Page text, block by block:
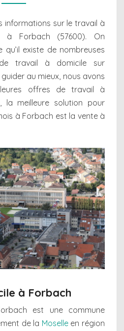
informations sur le travail à
à Forbach (57600). On
qu’il existe de nombreuses
travail à domicile sur
au mieux, nous avons
offres de travail à
la meilleure solution pour
à Forbach est la vente à
à Forbach
est une commune
de la Moselleen région